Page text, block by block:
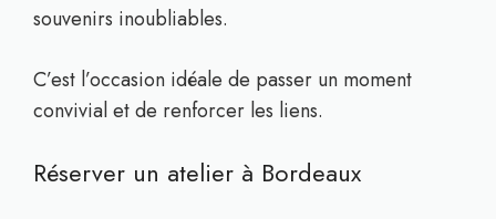
souvenirs inoubliables.
C’est l’occasion idéale de passer un moment
convivial et de renforcer les liens.
Réserver un atelier à Bordeaux